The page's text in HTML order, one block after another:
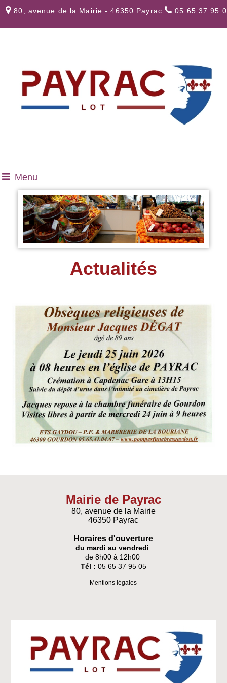
80, avenue de la Mairie - 46350 Payrac 05 65 37 95
Menu
Actualités
Mairie de Payrac
80, avenue de la Mairie
46350 Payrac
Horaires d'ouverture
du mardi au vendredi
de 8h00 à 12h00
Tél : 05 65 37 95 05
Mentions légales